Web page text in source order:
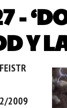
-
Y
2009